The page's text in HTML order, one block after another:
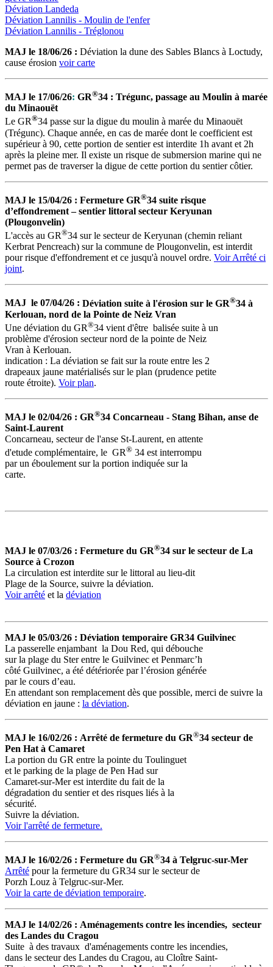
Déviation Landeda
Déviation Lannilis - Moulin de l'enfer
Déviation Lannilis - Tréglonou
MAJ le 18/06/26 : Déviation la dune des Sables Blancs à Loctudy,
cause érosion voir carte
MAJ le 17/06/26: GR®34 : Trégunc, passage au Moulin à marée
du Minaouët
Le GR®34 passe sur la digue du moulin à marée du Minaouët
(Trégunc). Chaque année, en cas de marée dont le coefficient est
supérieur à 90, cette portion de sentier est interdite 1h avant et 2h
après la pleine mer. Il existe un risque de submersion marine qui ne
permet pas de traverser la digue de cette portion du sentier côtier.
MAJ le 15/04/26 : Fermeture GR®34 suite risque
d’effondrement – sentier littoral secteur Keryunan
(Plougonvelin)
L'accès au GR®34 sur le secteur de Keryunan (chemin reliant
Kerbrat Pencreach) sur la commune de Plougonvelin, est interdit
pour risque d'effondrement et ce jusqu'à nouvel ordre. Voir Arrêté ci
joint.
MAJ le 07/04/26 : Déviation suite à l'érosion sur le GR®34 à
Kerlouan, nord de la Pointe de Neiz Vran
Une déviation du GR®34 vient d'être balisée suite à un
problème d'érosion secteur nord de la pointe de Neiz
Vran à Kerlouan.
indication : La déviation se fait sur la route entre les 2
drapeaux jaune matérialisés sur le plan (prudence petite
route étroite). Voir plan.
MAJ le 02/04/26 : GR®34 Concarneau - Stang Bihan, anse de
Saint-Laurent
Concarneau, secteur de l'anse St-Laurent, en attente
d'etude complémentaire, le GR® 34 est interrompu
par un éboulement sur la portion indiquée sur la
carte.
MAJ le 07/03/26 : Fermeture du GR®34 sur le secteur de La
Source à Crozon
La circulation est interdite sur le littoral au lieu-dit
Plage de la Source, suivre la déviation.
Voir arrêté et la déviation
MAJ le 05/03/26 : Déviation temporaire GR34 Guilvinec
La passerelle enjambant la Dou Red, qui débouche
sur la plage du Ster entre le Guilvinec et Penmarc’h
côté Guilvinec, a été détériorée par l’érosion générée
par le cours d’eau.
En attendant son remplacement dès que possible, merci de suivre la
déviation en jaune : la déviation.
MAJ le 16/02/26 : Arrêté de fermeture du GR®34 secteur de
Pen Hat à Camaret
La portion du GR entre la pointe du Toulinguet
et le parking de la plage de Pen Had sur
Camaret-sur-Mer est interdite du fait de la
dégradation du sentier et des risques liés à la
sécurité.
Suivre la déviation.
Voir l'arrêté de fermeture.
MAJ le 16/02/26 : Fermeture du GR®34 à Telgruc-sur-Mer
Arrêté pour la fermeture du GR34 sur le secteur de
Porzh Louz à Telgruc-sur-Mer.
Voir la carte de déviation temporaire.
MAJ le 14/02/26 : Aménagements contre les incendies, secteur
des Landes du Cragou
Suite à des travaux d'aménagements contre les incendies,
dans le secteur des Landes du Cragou, au Cloître Saint-